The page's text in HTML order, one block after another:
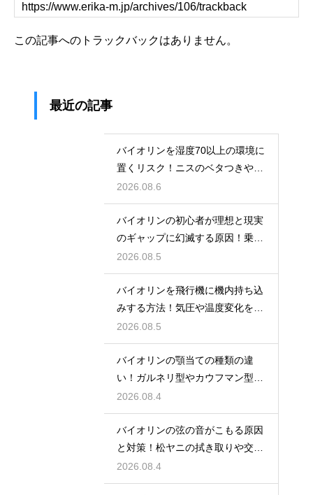
この記事へのトラックバックはありません。
最近の記事
バイオリンを湿度70以上の環境に
置くリスク！ニスのベタつきやカ
ビを防ぐ対策
2026.08.6
バイオリンの初心者が理想と現実
のギャップに幻滅する原因！乗り
越える心構え
2026.08.5
バイオリンを飛行機に機内持ち込
みする方法！気圧や温度変化を防
ぐ保管の注意
2026.08.5
バイオリンの顎当ての種類の違
い！ガルネリ型やカウフマン型か
ら自分に合う形を
2026.08.4
バイオリンの弦の音がこもる原因
と対策！松ヤニの拭き取りや交換
時期を見直す
2026.08.4